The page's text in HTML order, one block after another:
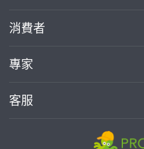
關於我們
部落格
加入我們
消費者
買服務
熱門服務
專家
案件中心
客服